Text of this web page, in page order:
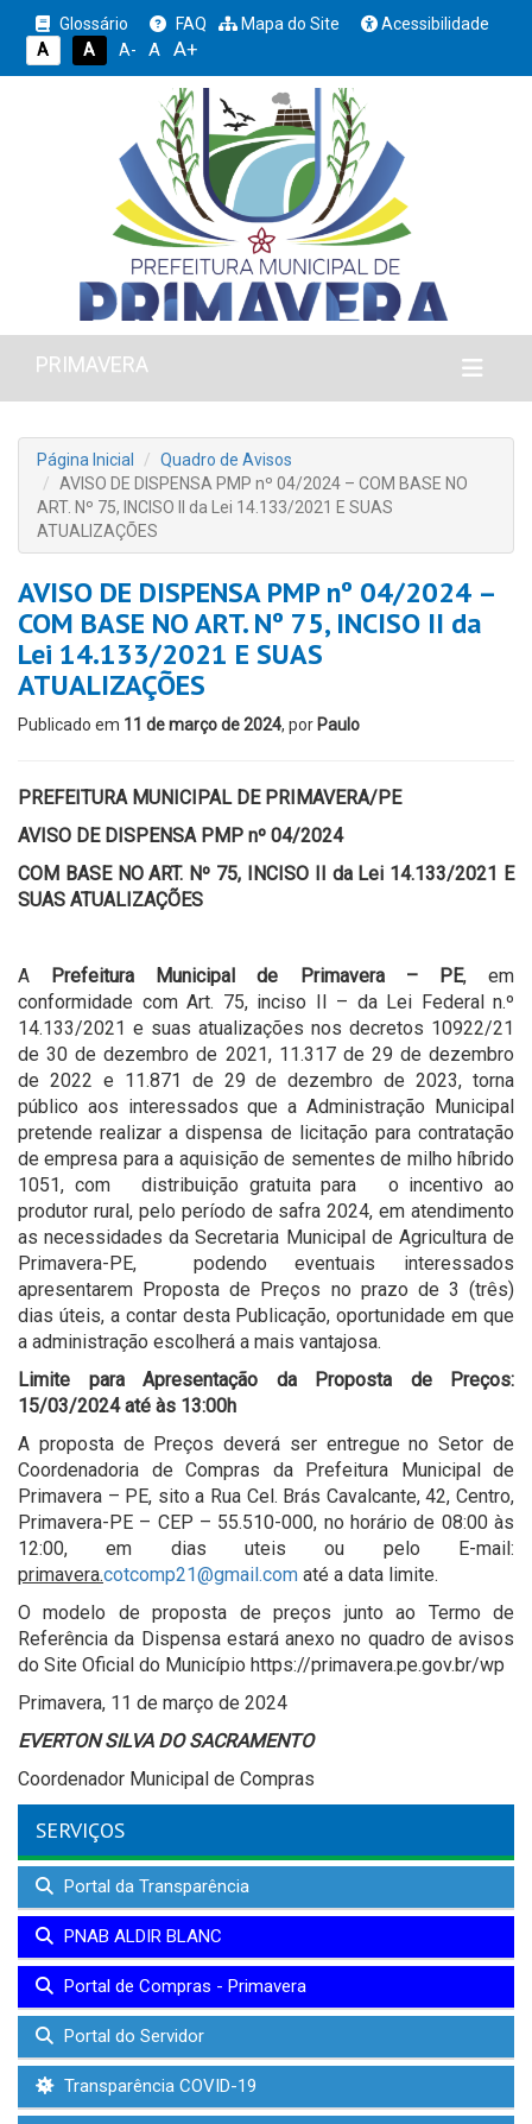
Glossário FAQ Mapa do Site
Acessibilidade
A
A A- A A+
PRIMAVERA
Página Inicial
Quadro de Avisos
AVISO DE DISPENSA PMP nº 04/2024 – COM BASE NO
ART. Nº 75, INCISO II da Lei 14.133/2021 E SUAS
ATUALIZAÇÕES
AVISO DE DISPENSA PMP nº 04/2024 –
COM BASE NO ART. Nº 75, INCISO II da
Lei 14.133/2021 E SUAS
ATUALIZAÇÕES
Publicado em 11 de março de 2024, por Paulo
PREFEITURA MUNICIPAL DE PRIMAVERA/PE
AVISO DE DISPENSA PMP nº 04/2024
COM BASE NO ART. Nº 75, INCISO II da Lei 14.133/2021 E
SUAS ATUALIZAÇÕES
A Prefeitura Municipal de Primavera – PE, em
conformidade com Art. 75, inciso II – da Lei Federal n.º
14.133/2021 e suas atualizações nos decretos 10922/21
de 30 de dezembro de 2021, 11.317 de 29 de dezembro
de 2022 e 11.871 de 29 de dezembro de 2023, torna
público aos interessados que a Administração Municipal
pretende realizar a dispensa de licitação para contratação
de empresa para a aquisição de sementes de milho híbrido
1051, com distribuição gratuita para o incentivo ao
produtor rural, pelo período de safra 2024, em atendimento
as necessidades da Secretaria Municipal de Agricultura de
Primavera-PE, podendo eventuais interessados
apresentarem Proposta de Preços no prazo de 3 (três)
dias úteis, a contar desta Publicação, oportunidade em que
a administração escolherá a mais vantajosa.
Limite para Apresentação da Proposta de Preços:
15/03/2024 até às 13:00h
A proposta de Preços deverá ser entregue no Setor de
Coordenadoria de Compras da Prefeitura Municipal de
Primavera – PE, sito a Rua Cel. Brás Cavalcante, 42, Centro,
Primavera-PE – CEP – 55.510-000, no horário de 08:00 às
12:00, em dias uteis ou pelo E-mail:
primavera.cotcomp21@gmail.com até a data limite.
O modelo de proposta de preços junto ao Termo de
Referência da Dispensa estará anexo no quadro de avisos
do Site Oficial do Município https://primavera.pe.gov.br/wp
Primavera, 11 de março de 2024
EVERTON SILVA DO SACRAMENTO
Coordenador Municipal de Compras
SERVIÇOS
Portal da Transparência
PNAB ALDIR BLANC
Portal de Compras - Primavera
Portal do Servidor
Transparência COVID-19